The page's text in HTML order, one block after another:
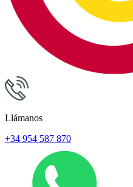
Llámanos
+34 954 587 870